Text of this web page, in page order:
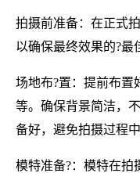
拍摄前准备：在正式
以确保最终效果的?最
场地布?置：提前布置
等。确保背景简洁，
备好，避免拍摄过程中
模特准备?：模特在拍